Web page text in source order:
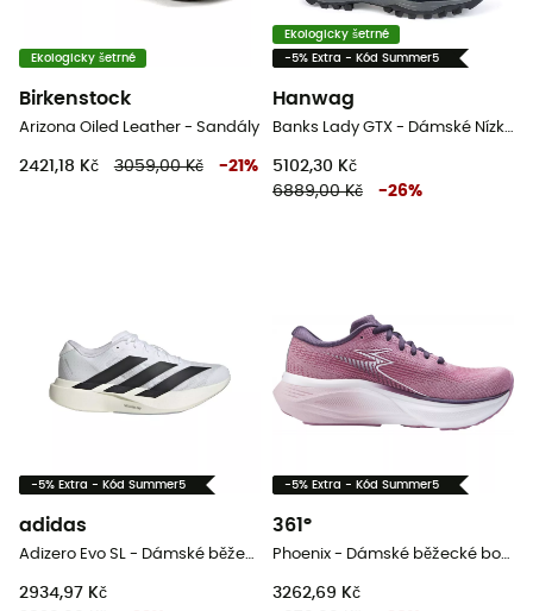
Ekologicky šetrné
Birkenstock
Arizona Oiled Leather - Sandály
2421,18 Kč 3059,00 Kč -21 %
Ekologicky šetrné
-5% Extra - Kód Summer5
Hanwag
Banks Lady GTX - Dámské Nízké trekové boty
5102,30 Kč
6889,00 Kč
-26%
-5% Extra - Kód Summer5
adidas
Adizero Evo SL - Dámské běžecké boty
2934,97 Kč
-5% Extra - Kód Summer5
361°
Phoenix - Dámské běžecké boty
3262,69 Kč